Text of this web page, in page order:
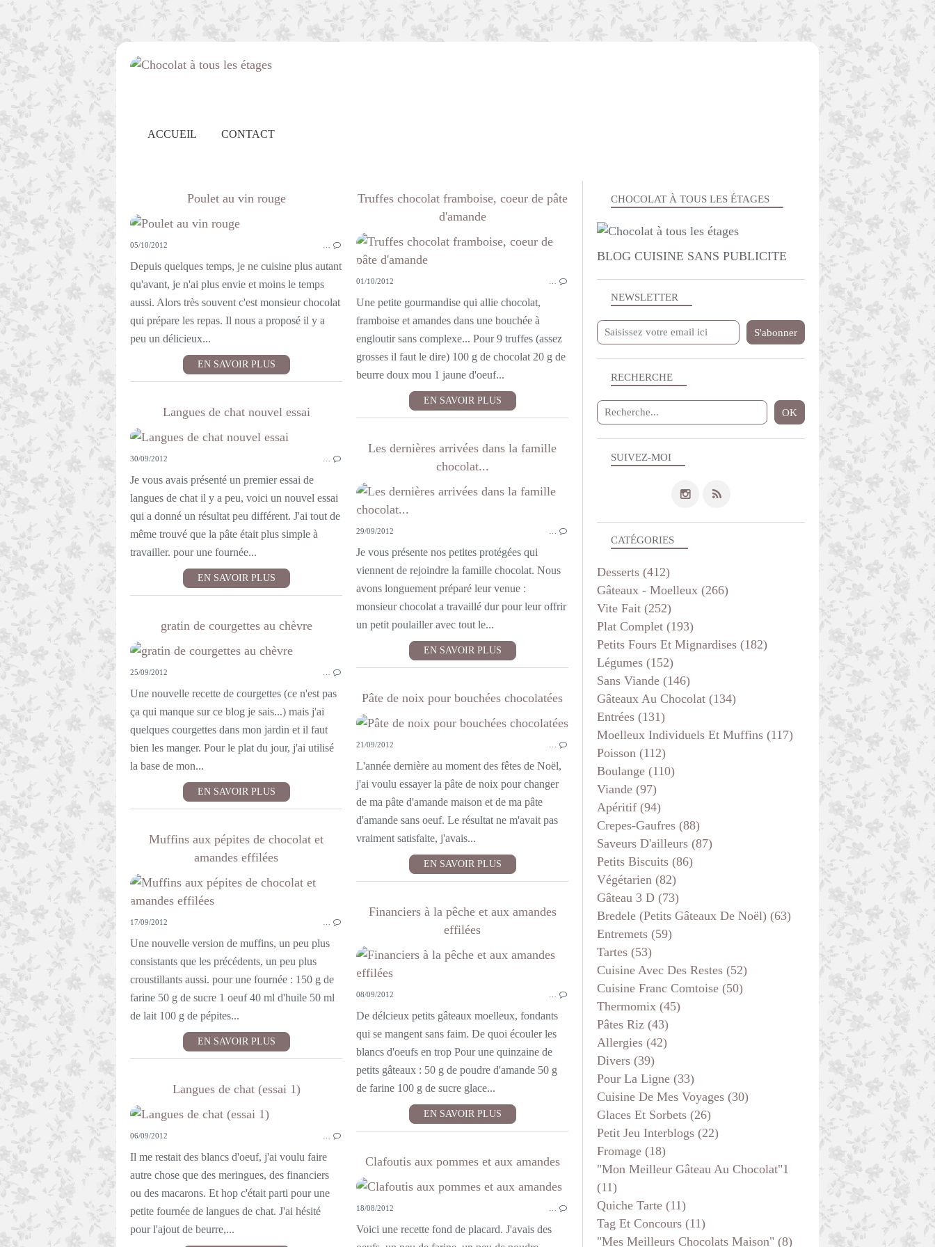
ACCUEIL CONTACT
Poulet au vin rouge
05/10/2012
Depuis quelques temps, je ne cuisine plus autant
qu'avant, je n'ai plus envie et moins le temps
aussi. Alors très souvent c'est monsieur chocolat
qui prépare les repas. Il nous a proposé il y a
peu un délicieux...
EN SAVOIR PLUS
Truffes chocolat framboise, coeur de pâte
d'amande
01/10/2012
Une petite gourmandise qui allie chocolat,
framboise et amandes dans une bouchée à
engloutir sans complexe... Pour 9 truffes (assez
grosses il faut le dire) 100 g de chocolat 20 g de
beurre doux mou 1 jaune d'oeuf...
EN SAVOIR PLUS
Langues de chat nouvel essai
PETITS BISCUITS
30/09/2012
Je vous avais présenté un premier essai de
langues de chat il y a peu, voici un nouvel essai
qui a donné un résultat peu différent. J'ai tout de
même trouvé que la pâte était plus simple à
travailler. pour une fournée...
EN SAVOIR PLUS
Les dernières arrivées dans la famille
chocolat...
29/09/2012
Je vous présente nos petites protégées qui
viennent de rejoindre la famille chocolat. Nous
avons longuement préparé leur venue :
monsieur chocolat a travaillé dur pour leur offrir
un petit poulailler avec tout le...
EN SAVOIR PLUS
gratin de courgettes au chèvre
LÉGUMES
25/09/2012
Une nouvelle recette de courgettes (ce n'est pas
ça qui manque sur ce blog je sais...) mais j'ai
quelques courgettes dans mon jardin et il faut
bien les manger. Pour le plat du jour, j'ai utilisé
la base de mon...
EN SAVOIR PLUS
Pâte de noix pour bouchées chocolatées
PETITS FOURS ET MIGNARDISES
21/09/2012
L'année dernière au moment des fêtes de Noël,
j'ai voulu essayer la pâte de noix pour changer
de ma pâte d'amande maison et de ma pâte
d'amande sans oeuf. Le résultat ne m'avait pas
vraiment satisfaite, j'avais...
EN SAVOIR PLUS
Muffins aux pépites de chocolat et
amandes effilées
17/09/2012
Une nouvelle version de muffins, un peu plus
consistants que les précédents, un peu plus
croustillants aussi. pour une fournée : 150 g de
farine 50 g de sucre 1 oeuf 40 ml d'huile 50 ml
de lait 100 g de pépites...
EN SAVOIR PLUS
Financiers à la pêche et aux amandes
effilées
08/09/2012
De délcieux petits gâteaux moelleux, fondants
qui se mangent sans faim. De quoi écouler les
blancs d'oeufs en trop Pour une quinzaine de
petits gâteaux : 50 g de poudre d'amande 50 g
de farine 100 g de sucre glace...
EN SAVOIR PLUS
Langues de chat (essai 1)
PETITS FOURS ET MIGNARDISES
06/09/2012
Il me restait des blancs d'oeuf, j'ai voulu faire
autre chose que des meringues, des financiers
ou des macarons. Et hop c'était parti pour une
petite fournée de langues de chat. J'ai hésité
pour l'ajout de beurre,...
Clafoutis aux pommes et aux amandes
18/08/2012
Voici une recette fond de placard. J'avais des
NEWSLETTER
SUIVEZ-MOI
RECHERCHE
CHOCOLAT À TOUS LES ÉTAGES
BLOG CUISINE SANS PUBLICITE
CATÉGORIES
Desserts (412)
Gâteaux - Moelleux (266)
Vite Fait (252)
Plat Complet (193)
Petits Fours Et Mignardises (182)
Légumes (152)
Sans Viande (146)
Gâteaux Au Chocolat (134)
Entrées (131)
Moelleux Individuels Et Muffins (117)
Poisson (112)
Boulange (110)
Viande (97)
Apéritif (94)
Crepes-Gaufres (88)
Saveurs D'ailleurs (87)
Petits Biscuits (86)
Végétarien (82)
Gâteau 3 D (73)
Bredele (petits Gâteaux De Noël) (63)
Entremets (59)
Tartes (53)
Cuisine Avec Des Restes (52)
Cuisine Franc Comtoise (50)
Thermomix (45)
Pâtes Riz (43)
Allergies (42)
Divers (39)
Pour La Ligne (33)
Cuisine De Mes Voyages (30)
Glaces Et Sorbets (26)
Petit Jeu Interblogs (22)
Fromage (18)
"mon Meilleur Gâteau Au Chocolat"1
(11)
Quiche Tarte (11)
Tag Et Concours (11)
"mes Meilleurs Chocolats Maison" (8)